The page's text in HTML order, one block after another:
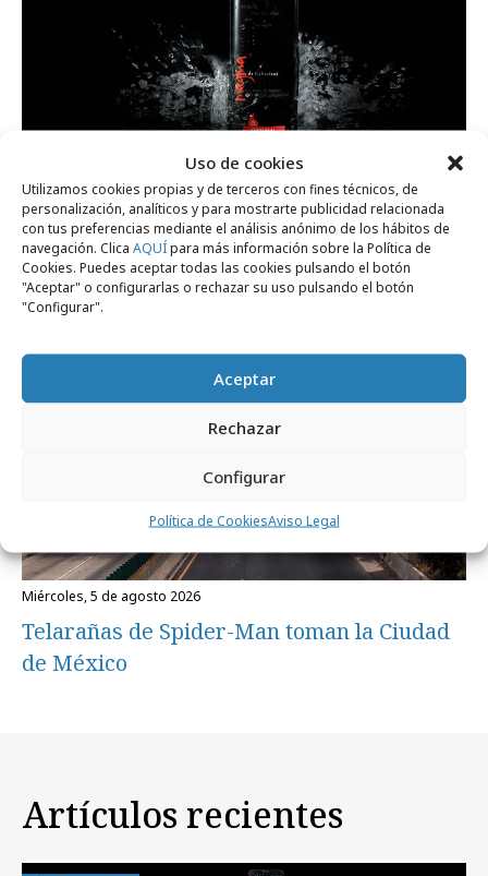
Uso de cookies
Utilizamos cookies propias y de terceros con fines técnicos, de
personalización, analíticos y para mostrarte publicidad relacionada
con tus preferencias mediante el análisis anónimo de los hábitos de
navegación. Clica AQUÍpara más información sobre la Política de
Cookies. Puedes aceptar todas las cookies pulsando el botón
"Aceptar" o configurarlas o rechazar su uso pulsando el botón
"Configurar".
Aceptar
Rechazar
Configurar
Política de CookiesAviso Legal
miércoles, 5 de agosto 2026
Experiencia sensorial de Magma de
Cabreiroá para ver el eclipse solar
Internacional
miércoles, 5 de agosto 2026
Telarañas de Spider-Man toman la Ciudad
de México
Artículos recientes